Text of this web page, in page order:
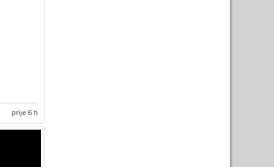
prije 6 h